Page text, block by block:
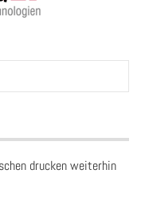
drucken weiterhin